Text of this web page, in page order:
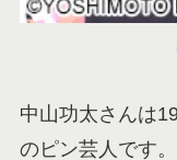
中山功太さんは
のピン芸人です